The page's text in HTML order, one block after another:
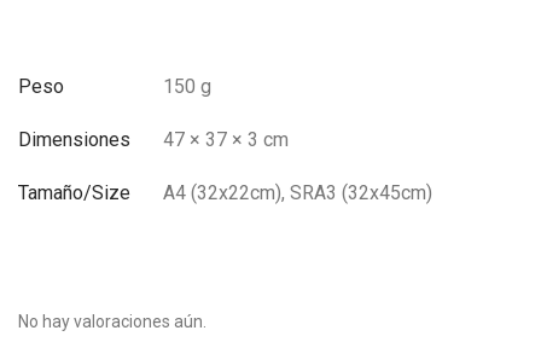
Peso 150 g
Dimensiones 47 × 37 × 3 cm
Tamaño/Size A4 (32x22cm), SRA3 (32x45cm)
No hay valoraciones aún.